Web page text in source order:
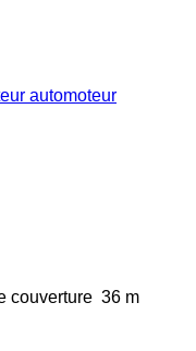
automoteur
couverture 36 m